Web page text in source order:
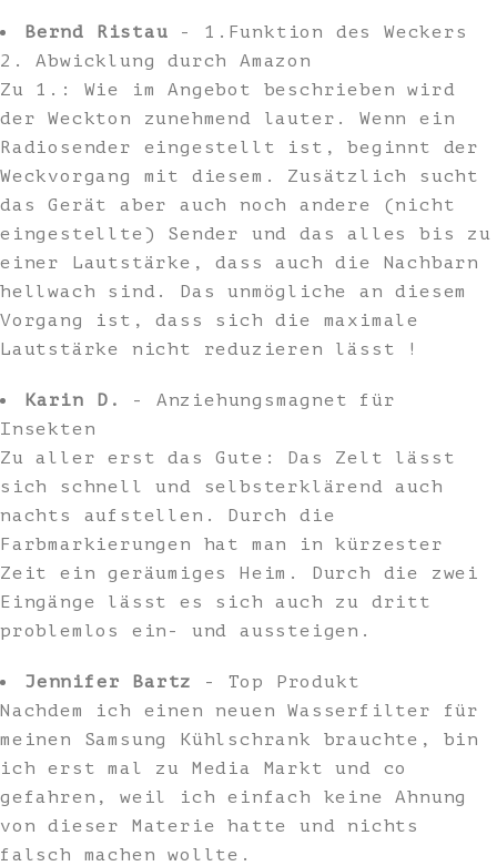
Bernd Ristau - 1.Funktion des Weckers
2. Abwicklung durch Amazon
Zu 1.: Wie im Angebot beschrieben wird
der Weckton zunehmend lauter. Wenn ein
Radiosender eingestellt ist, beginnt der
Weckvorgang mit diesem. Zusätzlich sucht
das Gerät aber auch noch andere (nicht
eingestellte) Sender und das alles bis zu
einer Lautstärke, dass auch die Nachbarn
hellwach sind. Das unmögliche an diesem
Vorgang ist, dass sich die maximale
Lautstärke nicht reduzieren lässt !
Karin D.
- Anziehungsmagnet für
Insekten
Zu aller erst das Gute: Das Zelt lässt
sich schnell und selbsterklärend auch
nachts aufstellen. Durch die
Farbmarkierungen hat man in kürzester
Zeit ein geräumiges Heim. Durch die zwei
Eingänge lässt es sich auch zu dritt
problemlos ein- und aussteigen.
Jennifer Bartz
- Top Produkt
Nachdem ich einen neuen Wasserfilter für
meinen Samsung Kühlschrank brauchte, bin
ich erst mal zu Media Markt und co
gefahren, weil ich einfach keine Ahnung
von dieser Materie hatte und nichts
falsch machen wollte.